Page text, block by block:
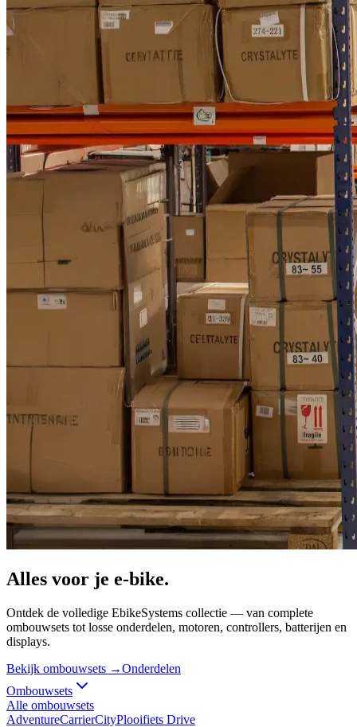
Alles voor je e-bike.
Ontdek de volledige EbikeSystems collectie — van complete
ombouwsets tot losse onderdelen, motoren, controllers, batterijen en
displays.
Bekijk ombouwsets →Onderdelen
Ombouwsets
Alle ombouwsets
AdventureCarrierCityPlooifiets Drive